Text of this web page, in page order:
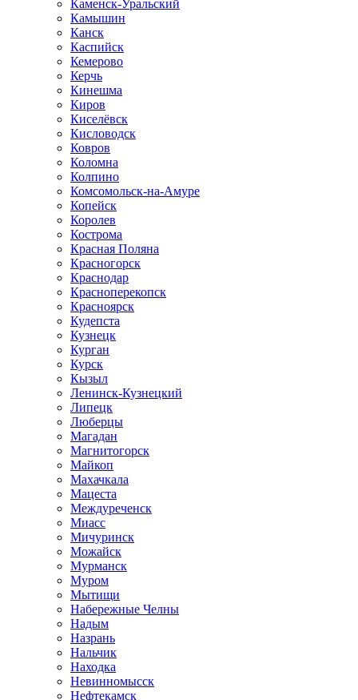
Каменск-Уральский
Камышин
Канск
Каспийск
Кемерово
Керчь
Кинешма
Киров
Киселёвск
Кисловодск
Ковров
Коломна
Колпино
Комсомольск-на-Амуре
Копейск
Королев
Кострома
Красная Поляна
Красногорск
Краснодар
Красноперекопск
Красноярск
Кудепста
Кузнецк
Курган
Курск
Кызыл
Ленинск-Кузнецкий
Липецк
Люберцы
Магадан
Магнитогорск
Майкоп
Махачкала
Мацеста
Междуреченск
Миасс
Мичуринск
Можайск
Мурманск
Муром
Мытищи
Набережные Челны
Надым
Назрань
Нальчик
Находка
Невинномысск
Нефтекамск